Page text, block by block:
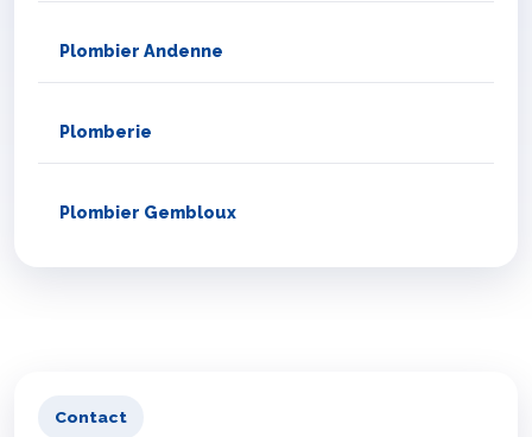
Plombier Andenne
Plomberie
Plombier Gembloux
Contact